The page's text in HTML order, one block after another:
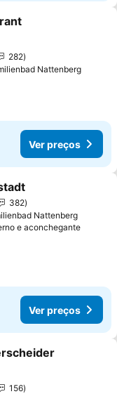
aos favoritos
282
Nattenberg
Ver preços
aos favoritos
382
Nattenberg
e aconcheganteVer
Ver preços
aos favoritos
156